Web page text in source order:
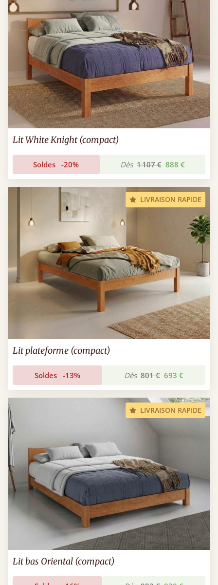
Lit White Knight (compact)
Soldes -20% Dès 1 107 € 888 €
LIVRAISON RAPIDE
Lit plateforme (compact)
Soldes -13% Dès 801 € 693 €
LIVRAISON RAPIDE
Lit bas Oriental (compact)